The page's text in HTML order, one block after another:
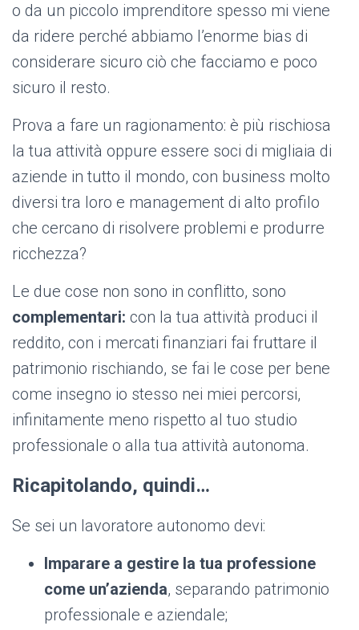
o da un piccolo imprenditore spesso mi viene
da ridere perché abbiamo l’enorme bias di
considerare sicuro ciò che facciamo e poco
sicuro il resto.
Prova a fare un ragionamento: è più rischiosa
la tua attività oppure essere soci di migliaia di
aziende in tutto il mondo, con business molto
diversi tra loro e management di alto profilo
che cercano di risolvere problemi e produrre
ricchezza?
Le due cose non sono in conflitto, sono
complementari: con la tua attività produci il
reddito, con i mercati finanziari fai fruttare il
patrimonio rischiando, se fai le cose per bene
come insegno io stesso nei miei percorsi,
infinitamente meno rispetto al tuo studio
professionale o alla tua attività autonoma.
Ricapitolando, quindi…
Se sei un lavoratore autonomo devi:
Imparare a gestire la tua professione
come un’azienda, separando patrimonio
professionale e aziendale;